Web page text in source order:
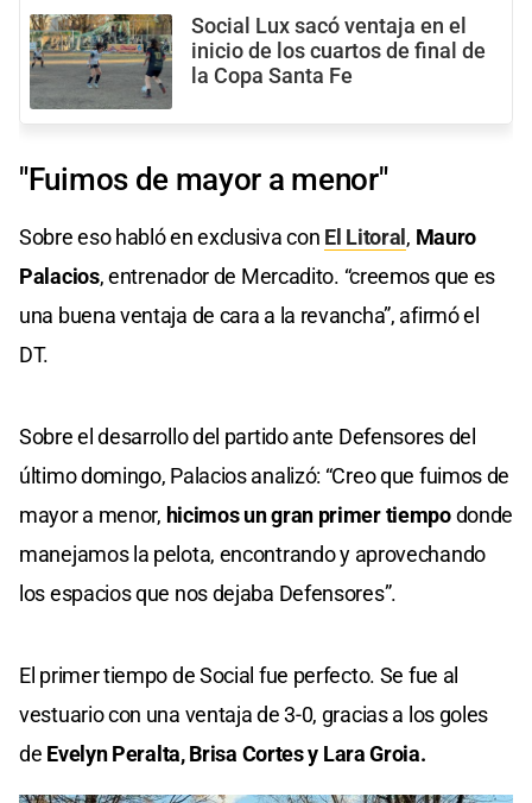
Social Lux sacó ventaja en el
inicio de los cuartos de final de
la Copa Santa Fe
"Fuimos de mayor a menor"
Sobre eso habló en exclusiva con El Litoral, Mauro
Palacios, entrenador de Mercadito. “creemos que es
una buena ventaja de cara a la revancha”, afirmó el
DT.
Sobre el desarrollo del partido ante Defensores del
último domingo, Palacios analizó: “Creo que fuimos de
mayor a menor, hicimos un gran primer tiempodonde
manejamos la pelota, encontrando y aprovechando
los espacios que nos dejaba Defensores”.
El primer tiempo de Social fue perfecto. Se fue al
vestuario con una ventaja de 3-0, gracias a los goles
de Evelyn Peralta, Brisa Cortes y Lara Groia.